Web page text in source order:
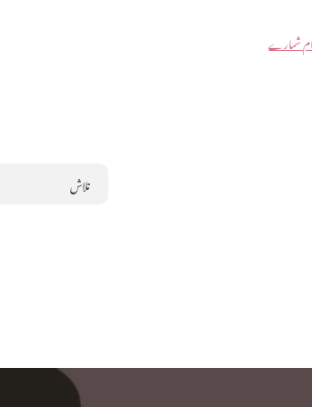
شمارے
Search